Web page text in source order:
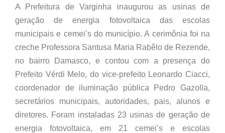
A Prefeitura de Varginha inaugurou as usinas de
geração de energia fotovoltaica das escolas
municipais e cemei’s do município. A cerimônia foi na
creche Professora Santusa Maria Rabêlo de Rezende,
no bairro Damasco, e contou com a presença do
Prefeito Vérdi Melo, do vice-prefeito Leonardo Ciacci,
coordenador de iluminação pública Pedro Gazolla,
secretários municipais, autoridades, pais, alunos e
diretores. Foram instaladas 23 usinas de geração de
energia fotovoltaica, em 21 cemei’s e escolas